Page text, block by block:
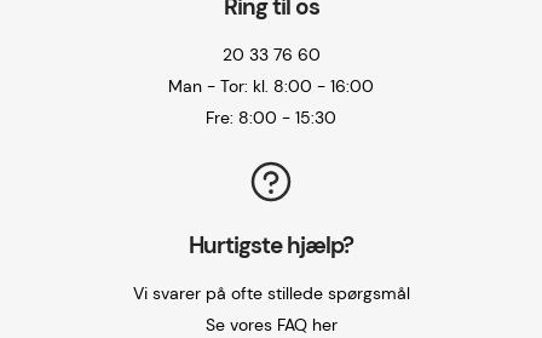
Ring til os
20 33 76 60
Man - Tor: kl. 8:00 - 16:00
Fre: 8:00 - 15:30
Hurtigste hjælp?
Vi svarer på ofte stillede spørgsmål
Se vores FAQ her